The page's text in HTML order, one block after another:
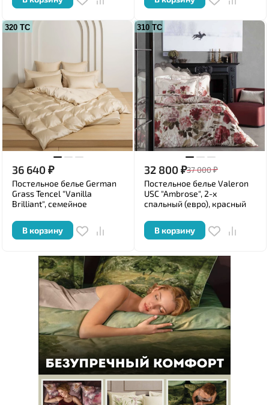
320 ТС
36 640₽
Постельное белье German
Grass Tencel "Vanilla
Brilliant", семейное
В корзину
310 ТС
32 800₽37 000₽
Постельное белье Valeron
USC "Ambrose", 2-х
спальный (евро), красный
В корзину